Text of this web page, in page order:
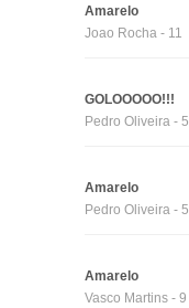
Amarelo
Joao Rocha - 11
GOLOOOOO!!!
Pedro Oliveira - 5
Amarelo
Pedro Oliveira - 5
Amarelo
Vasco Martins - 9